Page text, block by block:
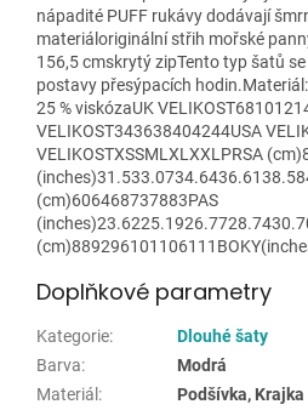
nápadité PUFF rukávy dodávají
materiáloriginální střih mořské
156,5 cmskrytý zipTento typ šatů
postavy přesýpacích hodin.Materiál:
25 % viskózaUK
VELIKOST343638404244USA
VELIKOSTXSSMLXLXXLPRSA
(cm)606468737883PAS
Doplňkové parametry
Kategorie:
Dlouhé šaty
Barva:
Modrá
Materiál :
Podšívka, Krajka